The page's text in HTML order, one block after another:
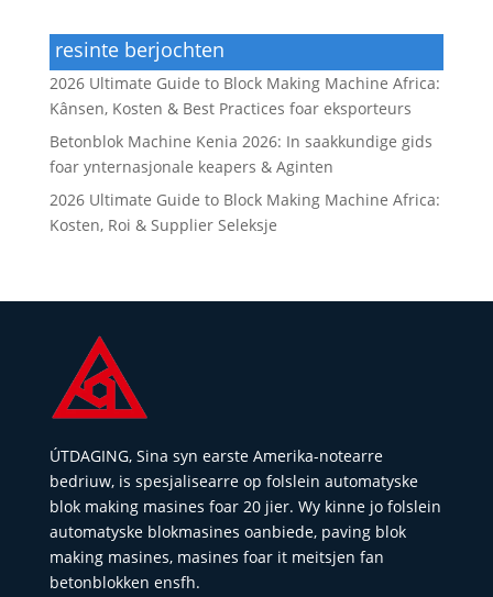
resinte berjochten
2026 Ultimate Guide to Block Making Machine Africa:
Kânsen, Kosten & Best Practices foar eksporteurs
Betonblok Machine Kenia 2026: In saakkundige gids
foar ynternasjonale keapers & Aginten
2026 Ultimate Guide to Block Making Machine Africa:
Kosten, Roi & Supplier Seleksje
ÚTDAGING, Sina syn earste Amerika-notearre
bedriuw, is spesjalisearre op folslein automatyske
blok making masines foar 20 jier. Wy kinne jo folslein
automatyske blokmasines oanbiede, paving blok
making masines, masines foar it meitsjen fan
betonblokken ensfh.